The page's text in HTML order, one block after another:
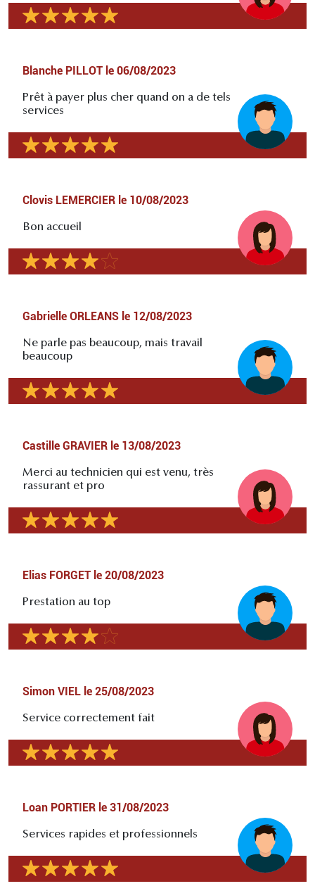
Blanche PILLOT le 06/08/2023
Prêt à payer plus cher quand on a de tels
services
Clovis LEMERCIER le 10/08/2023
Bon accueil
Gabrielle ORLEANS le 12/08/2023
Ne parle pas beaucoup, mais travail
beaucoup
Castille GRAVIER le 13/08/2023
Merci au technicien qui est venu, très
rassurant et pro
Elias FORGET le 20/08/2023
Prestation au top
Simon VIEL le 25/08/2023
Service correctement fait
Loan PORTIER le 31/08/2023
Services rapides et professionnels